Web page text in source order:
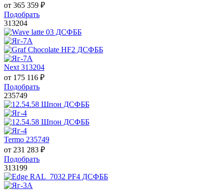
от 365 359 ₽
Подобрать
313204
Next 313204
от 175 116 ₽
Подобрать
235749
Termo 235749
от 231 283 ₽
Подобрать
313199